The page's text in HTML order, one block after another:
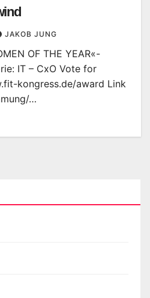
JAKOB JUNG
OF THE YEAR«-
IT – CxO Vote for
kongress.de/award Link
…